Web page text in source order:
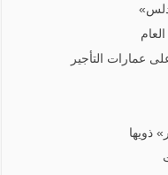
عمارات التأجير
ذويها